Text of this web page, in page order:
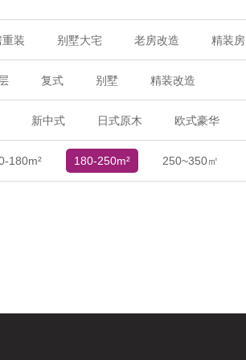
重装 别墅大宅 老房改造 精装房
复式 别墅 精装改造
新中式 日式原木 欧式豪华
180m² 180-250m² 250~350㎡